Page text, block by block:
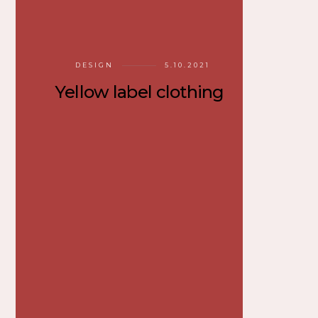
DESIGN 5.10.2021
Yellow label clothing